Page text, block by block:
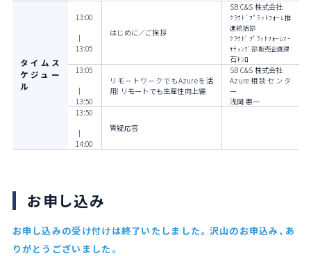
タイムス
ケジュー
ル
13:00
｜
13:05
はじめに／ご挨拶
SB C&S 株式会社
ｸﾗｳﾄﾞﾌﾟﾗｯﾄﾌｫｰﾑ推
進統括部
ｸﾗｳﾄﾞﾌﾟﾗｯﾄﾌｫｰﾑﾏｰ
ｹﾃｨﾝｸﾞ部販売企画課
石ｷﾝﾛ
13:05
｜
13:50
リモートワークでもAzureを活
用! リモートでも生産性向上編
SB C&S 株式会社
Azure相談センタ
ー
浅岡 惠一
13:50
｜
14:00
質疑応答
お申し込み
お申し込みの受け付けは終了いたしました。沢山のお申込み、あ
りがとうございました。